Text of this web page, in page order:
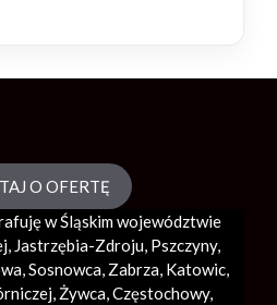
O OFERTĘ
w Śląskim województwie
, Jastrzębia-Zdroju, Pszczyny,
Sosnowca, Zabrza, Katowic,
Żywca, Częstochowy,